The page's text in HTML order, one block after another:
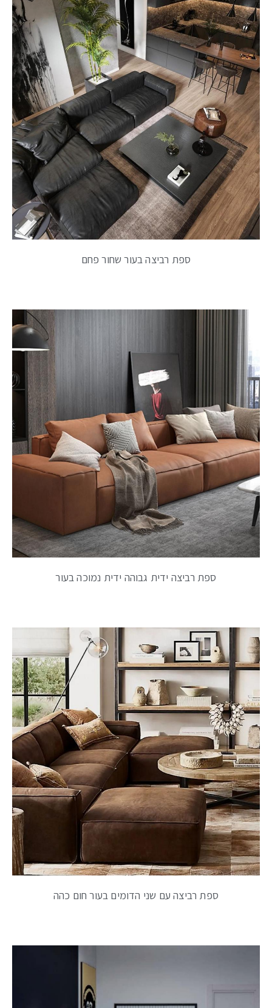
ספת רביצה בעור שחור פחם
ספת רביצה ידית גבוהה ידית נמוכה בעור
ספת רביצה עם שני הדומים בעור חום כהה